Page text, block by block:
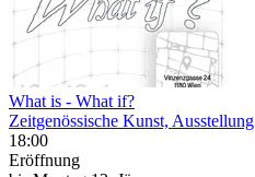
What is - What if?
Zeitgenössische Kunst, Ausstellung
18:00
Eröffnung